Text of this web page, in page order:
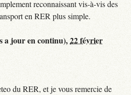
reconnaissant vis-à-vis des
en RER plus simple.
a jour en continu),22 février
du RER, et je vous remercie de